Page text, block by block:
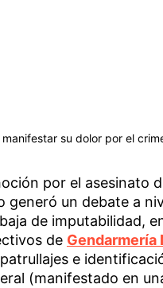
su dolor por el
por el asesinato
generó un debate a
de imputabilidad,
de Gendarmería
e
(manifestado en